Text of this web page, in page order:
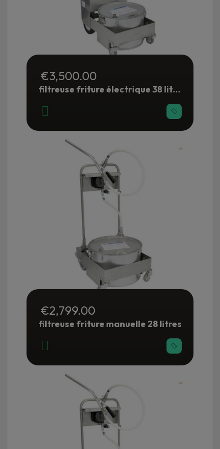
€3,500.00
filtreuse friture électrique 38 litres
€2,799.00
filtreuse friture manuelle 28 litres